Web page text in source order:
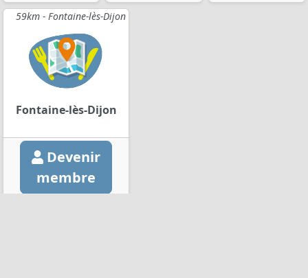
59km - Fontaine-lès-Dijon
Fontaine-lès-Dijon
Devenir
membre